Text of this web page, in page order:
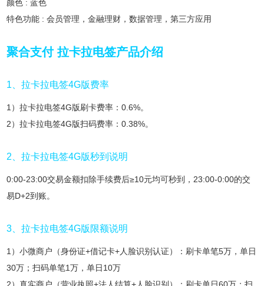
颜色 : 蓝色
特色功能 : 会员管理，金融理财，数据管理，第三方应用
聚合支付 拉卡拉电签产品介绍
1、拉卡拉电签4G版费率
1）拉卡拉电签4G版刷卡费率：0.6%。
2）拉卡拉电签4G版扫码费率：0.38%。
2、拉卡拉电签4G版秒到说明
0:00-23:00交易金额扣除手续费后≥10元均可秒到，23:00-0:00的交
易D+2到账。
3、拉卡拉电签4G版限额说明
1）小微商户（身份证+借记卡+人脸识别认证）：刷卡单笔5万，单日
30万；扫码单笔1万，单日10万